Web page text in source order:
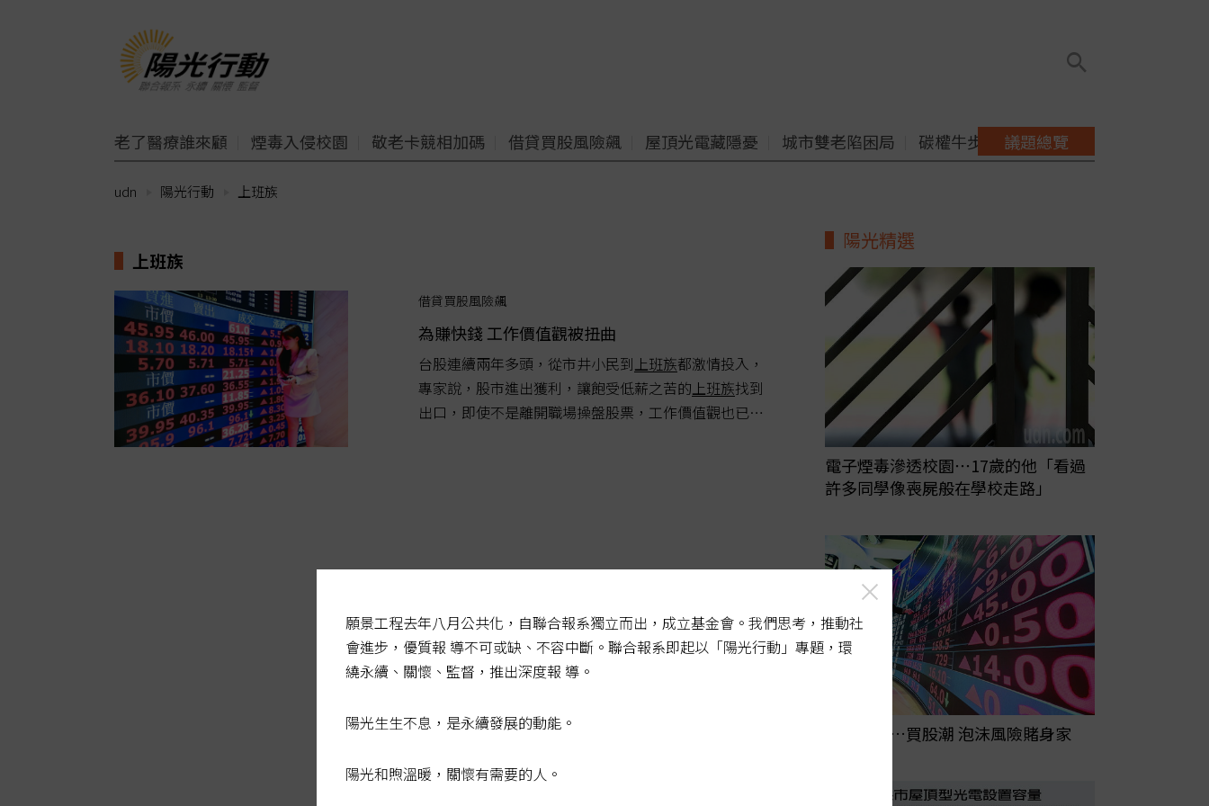
老了醫療誰來顧 煙毒入侵校園 敬老卡競相加碼 借貸買股風險飆 屋頂光電藏隱憂 城市雙老陷困局 碳權牛步缺配套議題總覽
udn 陽光行動 上班族
上班族
借貸買股風險飆
為賺快錢 工作價值觀被扭曲
台股連續兩年多頭，從市井小民到上班族都激情投入，
專家說，股市進出獲利，讓飽受低薪之苦的上班族找到
出口，即使不是離開職場操盤股票，工作價值觀也已改
陽光精選
電子煙毒滲透校園⋯17歲的他「看過
許多同學像喪屍般在學校走路」
四貸同堂…買股潮 泡沫風險賭身家
願景工程去年八月公共化，自聯合報系獨立而出，成立基金會。我們思考，推動社
會進步，優質報 導不可或缺、不容中斷。聯合報系即起以「陽光行動」專題，環
繞永續、關懷、監督，推出深度報 導。
陽光生生不息，是永續發展的動能。
陽光和煦溫暖，關懷有需要的人。